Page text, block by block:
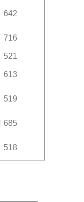
642
716
521
613
519
685
518